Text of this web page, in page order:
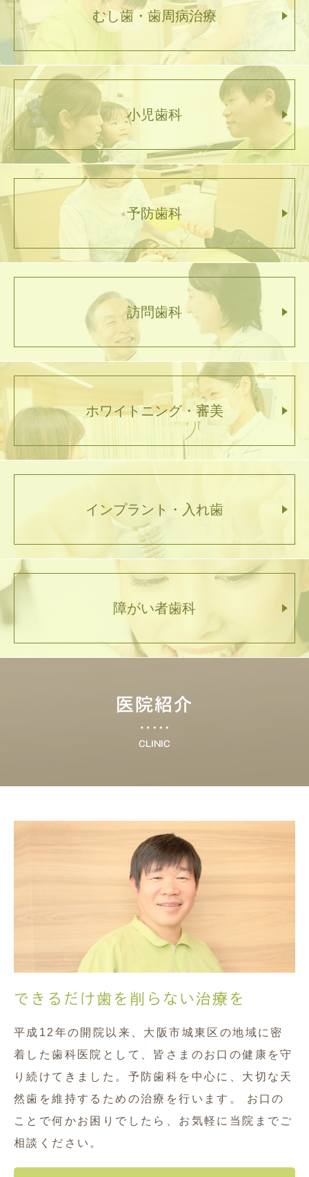
むし歯・歯周病治療
小児歯科
予防歯科
訪問歯科
ホワイトニング・審美
インプラント・入れ歯
障がい者歯科
医院紹介
CLINIC
できるだけ歯を削らない治療を
平成12年の開院以来、大阪市城東区の地域に密
着した歯科医院として、皆さまのお口の健康を守
り続けてきました。予防歯科を中心に、大切な天
然歯を維持するための治療を行います。 お口の
ことで何かお困りでしたら、お気軽に当院までご
相談ください。